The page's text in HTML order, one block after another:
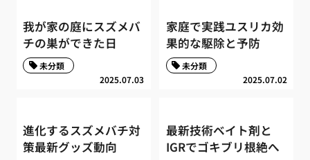
我が家の庭にスズメバ
チの巣ができた日
2025.07.03
未分類
家庭で実践ユスリカ効
果的な駆除と予防
2025.07.02
未分類
進化するスズメバチ対
策最新グッズ動向
最新技術ベイト剤と
IGRでゴキブリ根絶へ